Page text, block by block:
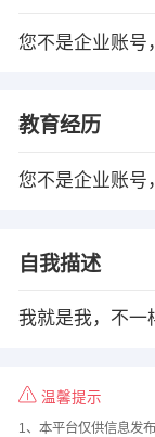
您不是企业账号
教育经历
您不是企业账号
自我描述
我就是我，不一
温馨提示
1、本平台仅供信息发